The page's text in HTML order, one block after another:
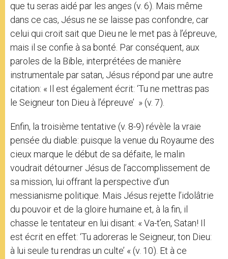
que tu seras aidé par les anges (v. 6). Mais même
dans ce cas, Jésus ne se laisse pas confondre, car
celui qui croit sait que Dieu ne le met pas à l’épreuve,
mais il se confie à sa bonté. Par conséquent, aux
paroles de la Bible, interprétées de manière
instrumentale par satan, Jésus répond par une autre
citation: « Il est également écrit: ‘Tu ne mettras pas
le Seigneur ton Dieu à l’épreuve’ » (v. 7).
Enfin, la troisième tentative (v. 8-9) révèle la vraie
pensée du diable: puisque la venue du Royaume des
cieux marque le début de sa défaite, le malin
voudrait détourner Jésus de l’accomplissement de
sa mission, lui offrant la perspective d’un
messianisme politique. Mais Jésus rejette l’idolâtrie
du pouvoir et de la gloire humaine et, à la fin, il
chasse le tentateur en lui disant: « Va-t’en, Satan! Il
est écrit en effet: ‘Tu adoreras le Seigneur, ton Dieu:
à lui seule tu rendras un culte’ « (v. 10). Et à ce